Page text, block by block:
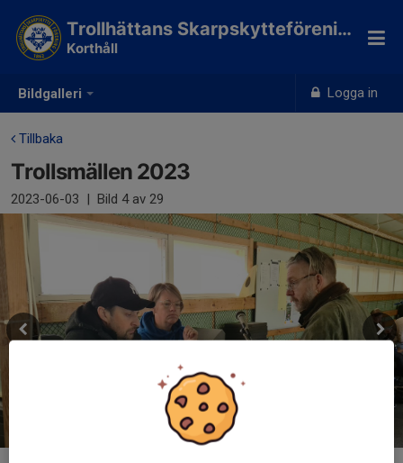
Bildgalleri Logga in
Trollhättans Skarpskytteförening
Korthåll
Tillbaka
Trollsmällen 2023
2023-06-03 | Bild 4av 29